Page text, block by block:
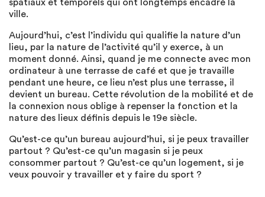
spatiaux et temporels qui ont longtemps encadré la
ville.
Aujourd’hui, c’est l’individu qui qualifie la nature d’un
lieu, par la nature de l’activité qu’il y exerce, à un
moment donné. Ainsi, quand je me connecte avec mon
ordinateur à une terrasse de café et que je travaille
pendant une heure, ce lieu n’est plus une terrasse, il
devient un bureau. Cette révolution de la mobilité et de
la connexion nous oblige à repenser la fonction et la
nature des lieux définis depuis le 19e siècle.
Qu’est-ce qu’un bureau aujourd’hui, si je peux travailler
partout ? Qu’est-ce qu’un magasin si je peux
consommer partout ? Qu’est-ce qu’un logement, si je
veux pouvoir y travailler et y faire du sport ?